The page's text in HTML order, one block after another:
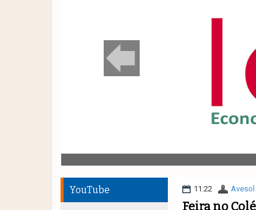
11:22 Avesol
Feira no
YouTube